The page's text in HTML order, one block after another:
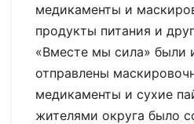
медикаменты и
продукты питания и
«Вместе мы сила» были
отправлены
медикаменты и сухие
жителями округа было